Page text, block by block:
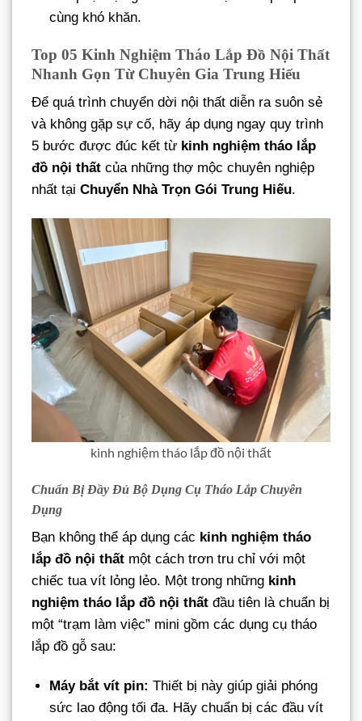
cùng khó khăn.
Top 05 Kinh Nghiệm Tháo Lắp Đồ Nội Thất
Nhanh Gọn Từ Chuyên Gia Trung Hiếu
Để quá trình chuyển dời nội thất diễn ra suôn sẻ
và không gặp sự cố, hãy áp dụng ngay quy trình
5 bước được đúc kết từ kinh nghiệm tháo lắp
đồ nội thất của những thợ mộc chuyên nghiệp
nhất tại Chuyển Nhà Trọn Gói Trung Hiếu.
kinh nghiệm tháo lắp đồ nội thất
Chuẩn Bị Đầy Đủ Bộ Dụng Cụ Tháo Lắp Chuyên
Dụng
Bạn không thể áp dụng các kinh nghiệm tháo
lắp đồ nội thất một cách trơn tru chỉ với một
chiếc tua vít lỏng lẻo. Một trong những kinh
nghiệm tháo lắp đồ nội thất đầu tiên là chuẩn bị
một “trạm làm việc” mini gồm các dụng cụ tháo
lắp đồ gỗ sau:
Máy bắt vít pin: Thiết bị này giúp giải phóng
sức lao động tối đa. Hãy chuẩn bị các đầu vít